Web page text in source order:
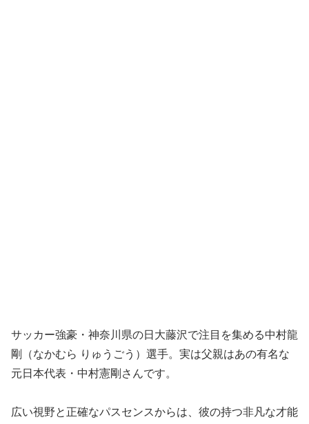
サッカー強豪・神奈川県の日大藤沢で注目を集める中村龍
剛（なかむら りゅうごう）選手。実は父親はあの有名な
元日本代表・中村憲剛さんです。
広い視野と正確なパスセンスからは、彼の持つ非凡な才能